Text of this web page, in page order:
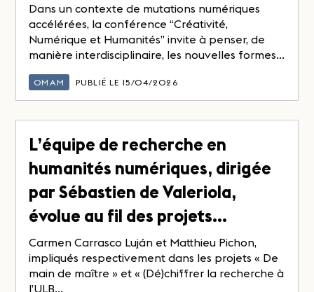
Dans un contexte de mutations numériques
accélérées, la conférence “Créativité,
Numérique et Humanités” invite à penser, de
manière interdisciplinaire, les nouvelles formes...
OMAM PUBLIÉ LE 15/04/2026
L’équipe de recherche en
humanités numériques, dirigée
par Sébastien de Valeriola,
évolue au fil des projets…
Carmen Carrasco Luján et Matthieu Pichon,
impliqués respectivement dans les projets « De
main de maître » et « (Dé)chiffrer la recherche à
l’ULB...